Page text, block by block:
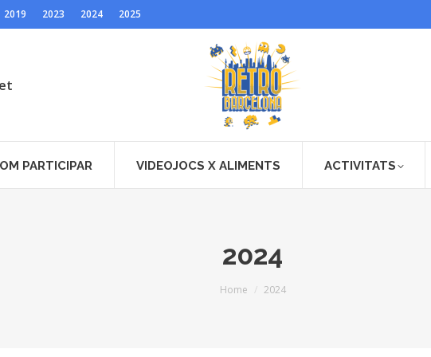
2019 2023 2024 2025
PARTICIPAR VIDEOJOCS X ALIMENTS ACTIVITATS
2024
You are here:
Home 2024